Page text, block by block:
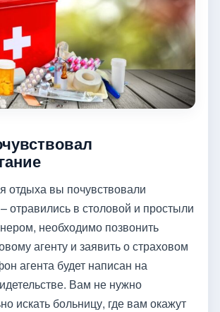
отдыха вы почувствовали
отравились в столовой и простыли
необходимо позвонить
агенту и заявить о страховом
агента будет написан на
Вам не нужно
искать больницу, где вам окажут